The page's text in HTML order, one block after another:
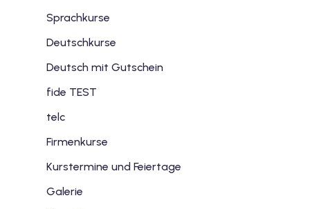
Sprachkurse
Deutschkurse
Deutsch mit Gutschein
fide TEST
telc
Firmenkurse
Kurstermine und Feiertage
Galerie